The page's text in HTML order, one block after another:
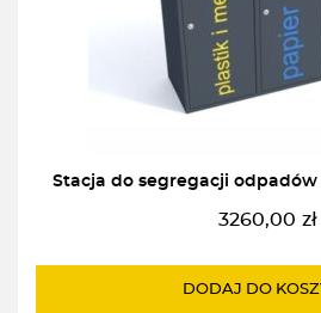
Stacja do segregacji odpadów
3260,00 zł
DODAJ DO